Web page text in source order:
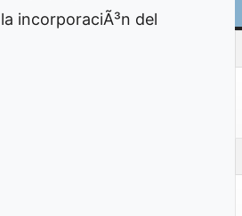
incorporaciÃ³n del